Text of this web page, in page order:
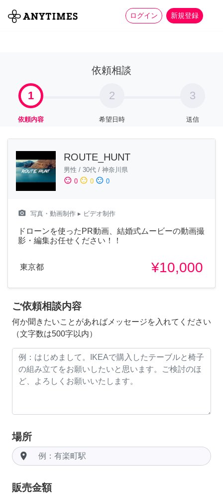
ログイン 新規登録
全て 家事 more_horiz
依頼相談
1
依頼内容
2
希望日時
3
送信
ROUTE_HUNT
男性 / 30代 / 神奈川県
sentiment_satisfied 0 sentiment_neutral 0 sentiment_dissatisfied 0
camera_alt 写真・動画制作 ▸ ビデオ制作
ドローンを使ったPR動画、結婚式ムービーの動画撮
影・編集お任せください！！
東京都 ¥10,000
ご依頼相談内容
何か聞きたいことがあればメッセージを入れてください
（文字数は500字以内）
場所
room
販売金額